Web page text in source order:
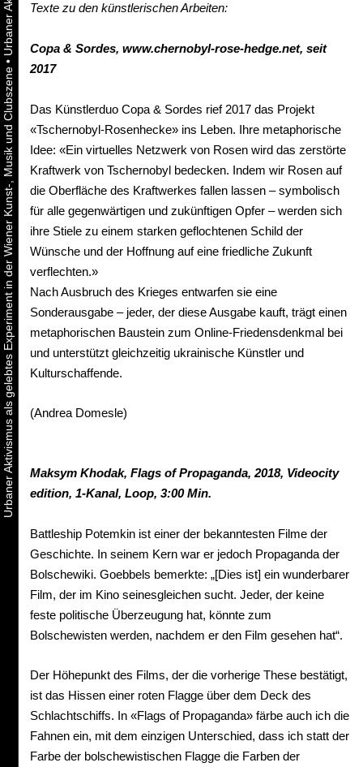
Urbaner Aktivismus als gelebtes Experiment in der Wiener Kunst-, Musik und Clubszene
•
Texte zu den künstlerischen Arbeiten:
Copa & Sordes, www.chernobyl-rose-hedge.net, seit
2017
Das Künstlerduo Copa & Sordes rief 2017 das Projekt
«Tschernobyl-Rosenhecke» ins Leben. Ihre metaphorische
Idee: «Ein virtuelles Netzwerk von Rosen wird das zerstörte
Kraftwerk von Tschernobyl bedecken. Indem wir Rosen auf
die Oberfläche des Kraftwerkes fallen lassen – symbolisch
für alle gegenwärtigen und zukünftigen Opfer – werden sich
ihre Stiele zu einem starken geflochtenen Schild der
Wünsche und der Hoffnung auf eine friedliche Zukunft
verflechten.»
Nach Ausbruch des Krieges entwarfen sie eine
Sonderausgabe – jeder, der diese Ausgabe kauft, trägt einen
metaphorischen Baustein zum Online-Friedensdenkmal bei
und unterstützt gleichzeitig ukrainische Künstler und
Kulturschaffende.
(Andrea Domesle)
Maksym Khodak, Flags of Propaganda, 2018, Videocity
edition, 1-Kanal, Loop, 3:00 Min.
Battleship Potemkin ist einer der bekanntesten Filme der
Geschichte. In seinem Kern war er jedoch Propaganda der
Bolschewiki. Goebbels bemerkte: „[Dies ist] ein wunderbarer
Film, der im Kino seinesgleichen sucht. Jeder, der keine
feste politische Überzeugung hat, könnte zum
Bolschewisten werden, nachdem er den Film gesehen hat“.
Der Höhepunkt des Films, der die vorherige These bestätigt,
ist das Hissen einer roten Flagge über dem Deck des
Schlachtschiffs. In «Flags of Propaganda» färbe auch ich die
Fahnen ein, mit dem einzigen Unterschied, dass ich statt der
Farbe der bolschewistischen Flagge die Farben der